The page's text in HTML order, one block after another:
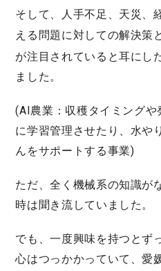
そして、人手不足、天災、
える問題に対しての解決策
が注目されていると耳にし
ました。
(AI農業：収穫タイミング
に学習管理させたり、水や
んをサポートする事業)
ただ、全く機械系の知識が
時は聞き流していました。
でも、一度興味を持つとず
心はつっかかっていて、愛